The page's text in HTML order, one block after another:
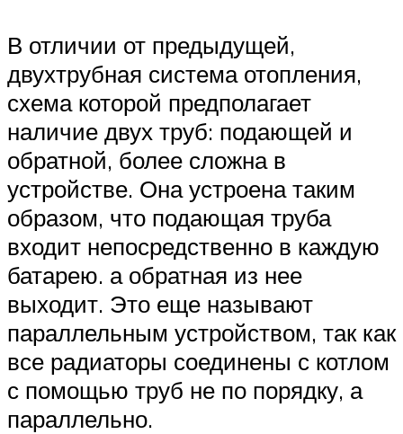
В отличии от предыдущей,
двухтрубная система отопления,
схема которой предполагает
наличие двух труб: подающей и
обратной, более сложна в
устройстве. Она устроена таким
образом, что подающая труба
входит непосредственно в каждую
батарею. а обратная из нее
выходит. Это еще называют
параллельным устройством, так как
все радиаторы соединены с котлом
с помощью труб не по порядку, а
параллельно.